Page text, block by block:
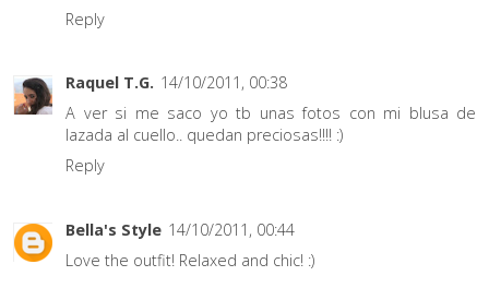
Reply
Raquel T.G. 14/10/2011, 00:38
A ver si me saco yo tb unas fotos con mi blusa de
lazada al cuello.. quedan preciosas!!!! :)
Reply
Bella's Style 14/10/2011, 00:44
Love the outfit! Relaxed and chic! :)